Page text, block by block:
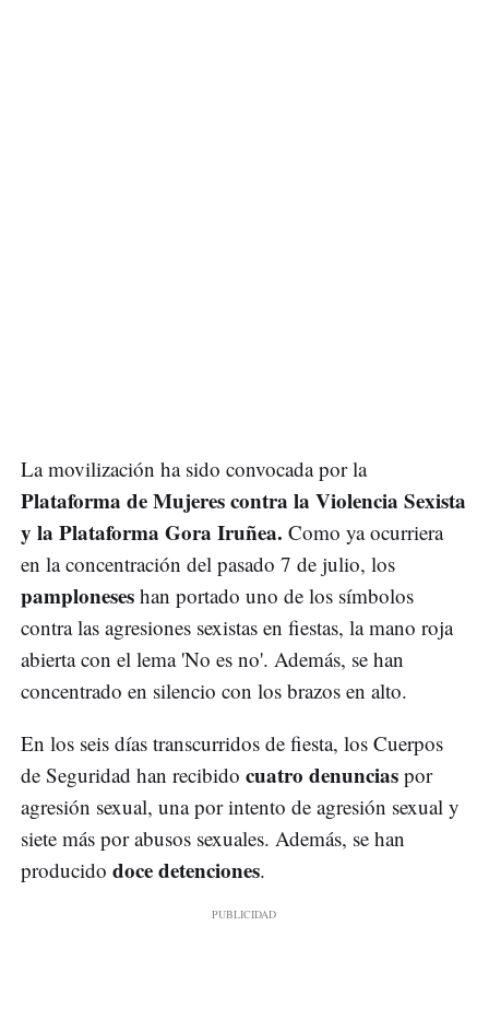
La movilización ha sido convocada por la
Plataforma de Mujeres contra la Violencia Sexista
y la Plataforma Gora Iruñea. Como ya ocurriera
en la concentración del pasado 7 de julio, los
pamploneses han portado uno de los símbolos
contra las agresiones sexistas en fiestas, la mano roja
abierta con el lema 'No es no'. Además, se han
concentrado en silencio con los brazos en alto.
En los seis días transcurridos de fiesta, los Cuerpos
de Seguridad han recibido cuatro denuncias por
agresión sexual, una por intento de agresión sexual y
siete más por abusos sexuales. Además, se han
producido doce detenciones.